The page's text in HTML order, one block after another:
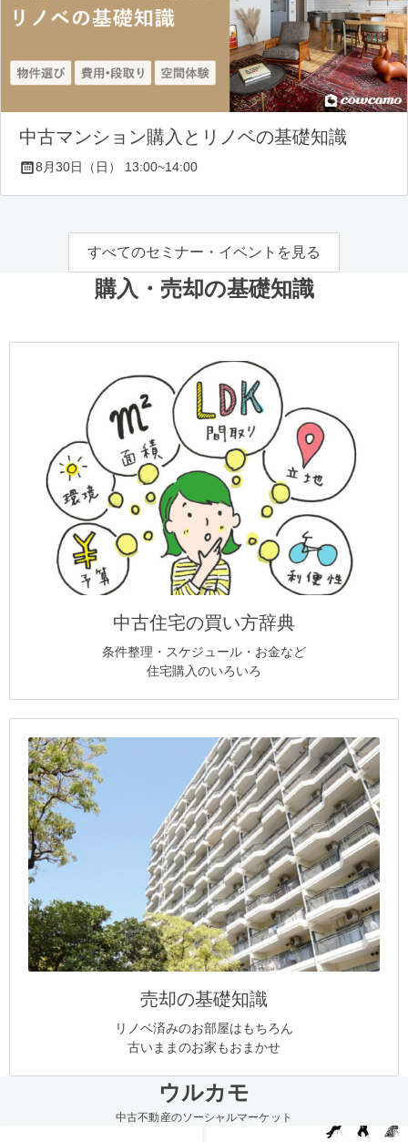
中古マンション購入とリノベの基礎知識
8月30日（日） 13:00~14:00
すべてのセミナー・イベントを見る
購入・売却の基礎知識
中古住宅の買い方辞典
条件整理・スケジュール・お金など
住宅購入のいろいろ
売却の基礎知識
リノベ済みのお部屋はもちろん
古いままのお家もおまかせ
ウルカモ
中古不動産のソーシャルマーケット